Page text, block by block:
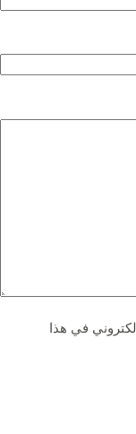
في هذا